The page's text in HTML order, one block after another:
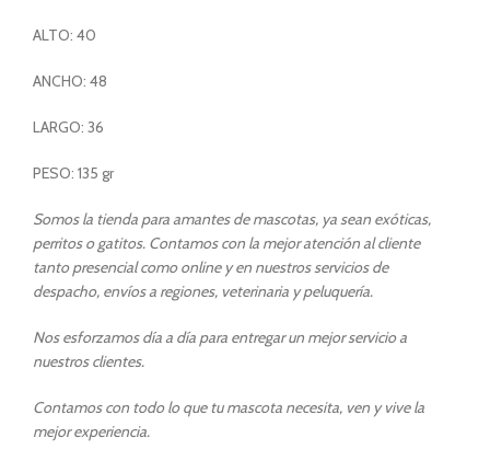
ALTO: 40
ANCHO: 48
LARGO: 36
PESO: 135 gr
Somos la tienda para amantes de mascotas, ya sean exóticas,
perritos o gatitos. Contamos con la mejor atención al cliente
tanto presencial como online y en nuestros servicios de
despacho, envíos a regiones, veterinaria y peluquería.
Nos esforzamos día a día para entregar un mejor servicio a
nuestros clientes.
Contamos con todo lo que tu mascota necesita, ven y vive la
mejor experiencia.